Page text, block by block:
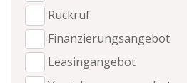
Rückruf
Finanzierungsangebot
Leasingangebot